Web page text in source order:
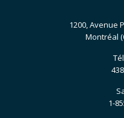
1200, Avenue
Montréal
1-